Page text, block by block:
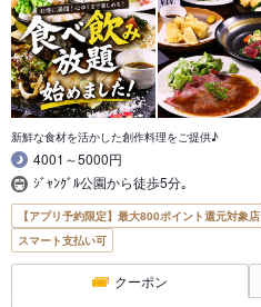
新鮮な食材を活かした創作料理をご提供♪
4001～5000円
ｼﾞｬﾝｸﾞﾙ公園から徒歩5分｡
【アプリ予約限定】最大800ポイント還元対象店
スマート支払い可
クーポン